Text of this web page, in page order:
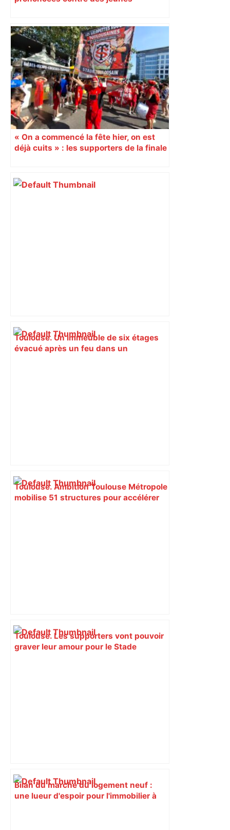
« On a commencé la fête hier, on est
déjà cuits » : les supporters de la finale
Toulouse. Un immeuble de six étages
évacué après un feu dans un
Toulouse. Ambition Toulouse Métropole
mobilise 51 structures pour accélérer
Toulouse. Les supporters vont pouvoir
graver leur amour pour le Stade
Bilan du marché du logement neuf :
une lueur d'espoir pour l'immobilier à